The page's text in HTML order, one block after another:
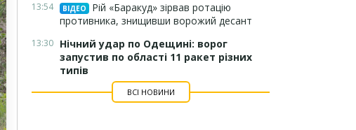
13:54 ВІДЕО
Рій «Баракуд» зірвав ротацію
противника, знищивши ворожий десант
13:30 Нічний удар по Одещині: ворог
запустив по області 11 ракет різних
типів
ВСІ НОВИНИ